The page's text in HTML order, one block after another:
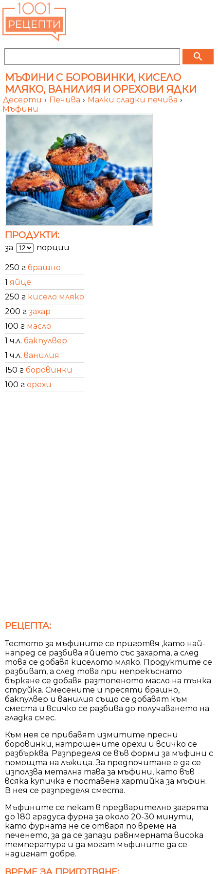
search
МЪФИНИ С БОРОВИНКИ, КИСЕЛО
МЛЯКО, ВАНИЛИЯ И ОРЕХОВИ ЯДКИ
Десерти › Печива › Малки сладки печива ›
Мъфини
ПРОДУКТИ:
за порции
250 г брашно
1 яйце
250 г кисело мляко
200 г захар
100 г масло
1 ч.л. бакпулвер
1 ч.л. ванилия
150 г боровинки
100 г орехи
РЕЦЕПТА:
Тестото за мъфините се приготвя ,като най-
напред се разбива яйцето със захарта, а след
това се добавя киселото мляко. Продуктите се
разбиват, а след това при непрекъснато
бъркане се добавя разтопеното масло на тънка
струйка. Смесените и пресяти брашно,
бакпулвер и ванилия също се добавят към
сместа и всичко се разбива до получаването на
гладка смес.
Към нея се прибавят измитите пресни
боровинки, натрошените орехи и всичко се
разбърква. Разпределя се във форми за мъфини с
помощта на лъжица. За предпочитане е да се
използва метална тава за мъфини, като във
всяка купичка е поставена хартийка за мъфин.
В нея се разпределя сместа.
Мъфините се пекат в предварително загрята
до 180 градуса фурна за около 20-30 минути,
като фурната не се отваря по време на
печенето, за да се запази равнмерната висока
температура и да могат мъфините да се
надигнат добре.
ВРЕМЕ ЗА ПРИГОТВЯНЕ: